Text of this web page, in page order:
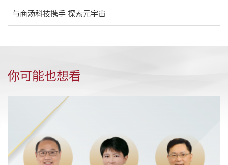
与商汤科技携手 探索元宇宙
你可能也想看